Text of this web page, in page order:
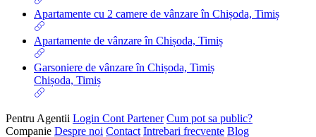
Apartamente cu 2 camere de vânzare în Chișoda, Timiș
Apartamente de vânzare în Chișoda, Timiș
Garsoniere de vânzare în Chișoda, Timiș
Chișoda, Timiș
Pentru Agentii Login Cont Partener Cum pot sa public?
Companie Despre noi Contact Intrebari frecvente Blog